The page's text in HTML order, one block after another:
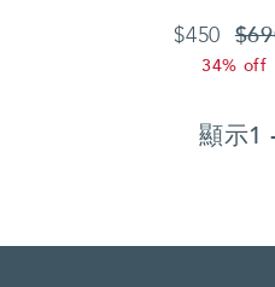
$450
34% off
顯示1